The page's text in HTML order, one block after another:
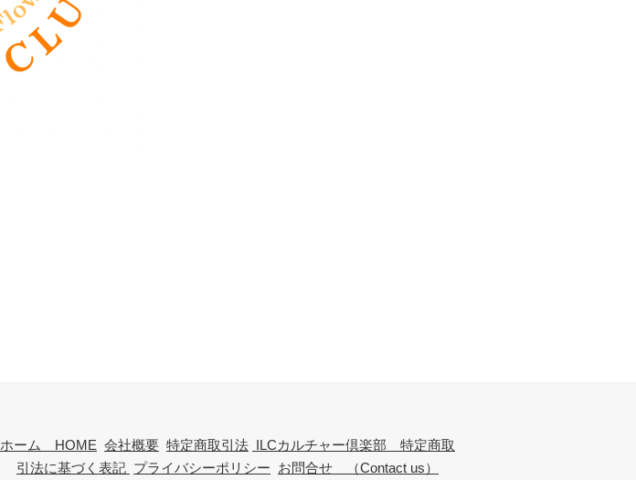
ホーム HOME 会社概要 特定商取引法 ILCカルチャー倶楽部 特定商取
引法に基づく表記 プライバシーポリシー お問合せ （Contact us）